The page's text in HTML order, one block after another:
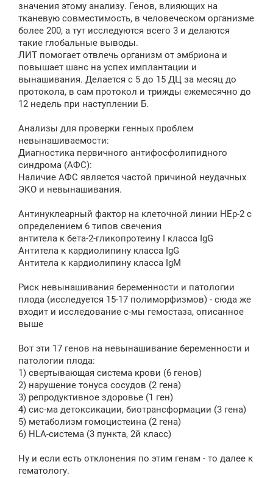
значения этому анализу. Генов, влияющих на
тканевую совместимость, в человеческом организме
более 200, а тут исследуются всего 3 и делаются
такие глобальные выводы.
ЛИТ помогает отвлечь организм от эмбриона и
повышает шанс на успех имплантации и
вынашивания. Делается с 5 до 15 ДЦ за месяц до
протокола, в сам протокол и трижды ежемесячно до
12 недель при наступлении Б.
Анализы для проверки генных проблем
невынашиваемости:
Диагностика первичного антифосфолипидного
синдрома (АФС):
Наличие АФС является частой причиной неудачных
ЭКО и невынашивания.
Антинуклеарный фактор на клеточной линии HЕp-2 с
определением 6 типов свечения
антитела к бета-2-гликопротеину I класса IgG
Антитела к кардиолипину класса IgG
Антитела к кардиолипину класса IgM
Риск невынашивания беременности и патологии
плода (исследуется 15-17 полиморфизмов) - сюда же
входит и исследование с-мы гемостаза, описанное
выше
Вот эти 17 генов на невынашивание беременности и
патологии плода:
1) свертывающая система крови (6 генов)
2) нарушение тонуса сосудов (2 гена)
3) репродуктивное здоровье (1 ген)
4) сис-ма детоксикации, биотрансформации (3 гена)
5) метаболизм гомоцистеина (2 гена)
6) HLA-система (3 пункта, 2й класс)
Ну и если есть отклонения по этим генам - то далее к
гематологу.